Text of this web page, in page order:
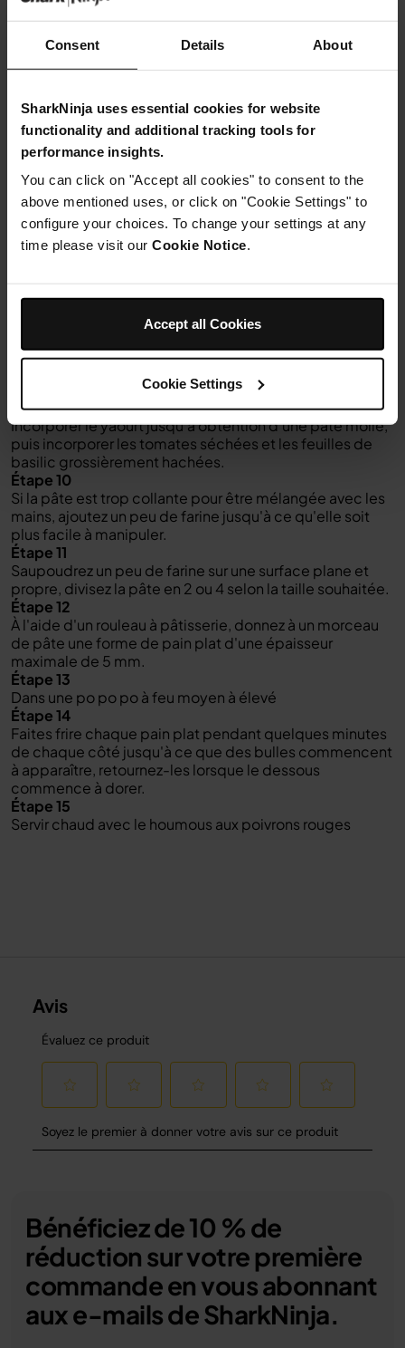
Consent Details About
SharkNinja uses essential cookies for website
functionality and additional tracking tools for
performance insights.
You can click on "Accept all cookies" to consent to the
above mentioned uses, or click on "Cookie Settings" to
configure your choices. To change your settings at any
time please visit our Cookie Notice.
Accept all Cookies
Cookie Settings
Étape 2
Couper le poivron en quatre dans le sens de la longueur
et l'épépiner.
minutes.
Étape 4
Laissez-le refroidir, puis retirez la plus grande partie
possible de la peau.
Étape 5
Ajoutez le poivron, ainsi que le reste des ingrédients du
houmous, à l'accessoire de votre robot culinaire et
sélectionnez l'option purée.
Étape 6
Étape 7
Conserver dans un récipient hermétique au
Étape 8
gomme de xanthane dans un grand bol.
Étape 9
Incorporer le yaourt jusqu'à obtention d'une pâte molle,
puis incorporer les tomates séchées et les feuilles de
basilic grossièrement hachées.
Étape 10
Si la pâte est trop collante pour être mélangée avec les
mains, ajoutez un peu de farine jusqu'à ce qu'elle soit
plus facile à manipuler.
Étape 11
Saupoudrez un peu de farine sur une surface plane et
propre, divisez la pâte en 2 ou 4 selon la taille souhaitée.
Étape 12
À l'aide d'un rouleau à pâtisserie, donnez à un morceau
de pâte une forme de pain plat d'une épaisseur
maximale de 5 mm.
Étape 13
Dans une po po po à feu moyen à élevé
Étape 14
Faites frire chaque pain plat pendant quelques minutes
de chaque côté jusqu'à ce que des bulles commencent
à apparaître, retournez-les lorsque le dessous
commence à dorer.
Étape 15
Servir chaud avec le houmous aux poivrons rouges
Bénéficiez de 10 % de
réduction sur votre première
commande en vous abonnant
aux e-mails de SharkNinja.